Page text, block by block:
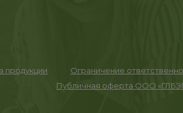
продукции
Ограничение
Публичная оферта ООО